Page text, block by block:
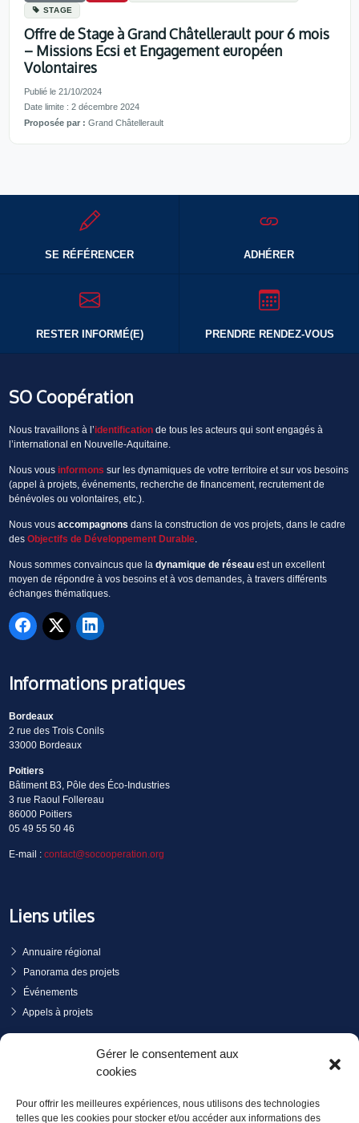
Gérer le consentement aux
cookies
Pour offrir les meilleures expériences, nous utilisons des technologies
telles que les cookies pour stocker et/ou accéder aux informations des
STAGE
Offre de Stage à Grand Châtellerault pour 6 mois
– Missions Ecsi et Engagement européen
Volontaires
Publié le 21/10/2024
Date limite : 2 décembre 2024
Proposée par : Grand Châtellerault
SE RÉFÉRENCER ADHÉRER
RESTER INFORMÉ(E) PRENDRE RENDEZ-VOUS
SO Coopération
Nous travaillons à l’identificationde tous les acteurs qui sont engagés à
l’international en Nouvelle-Aquitaine.
Nous vous informons sur les dynamiques de votre territoire et sur vos besoins
(appel à projets, événements, recherche de financement, recrutement de
bénévoles ou volontaires, etc.).
Nous vous accompagnons dans la construction de vos projets, dans le cadre
des Objectifs de Développement Durable.
Nous sommes convaincus que la dynamique de réseauest un excellent
moyen de répondre à vos besoins et à vos demandes, à travers différents
échanges thématiques.
Informations pratiques
Bordeaux
2 rue des Trois Conils
33000 Bordeaux
Poitiers
Bâtiment B3, Pôle des Éco-Industries
3 rue Raoul Follereau
86000 Poitiers
05 49 55 50 46
E-mail : contact@socooperation.org
Liens utiles
Annuaire régional
Panorama des projets
Événements
Appels à projets